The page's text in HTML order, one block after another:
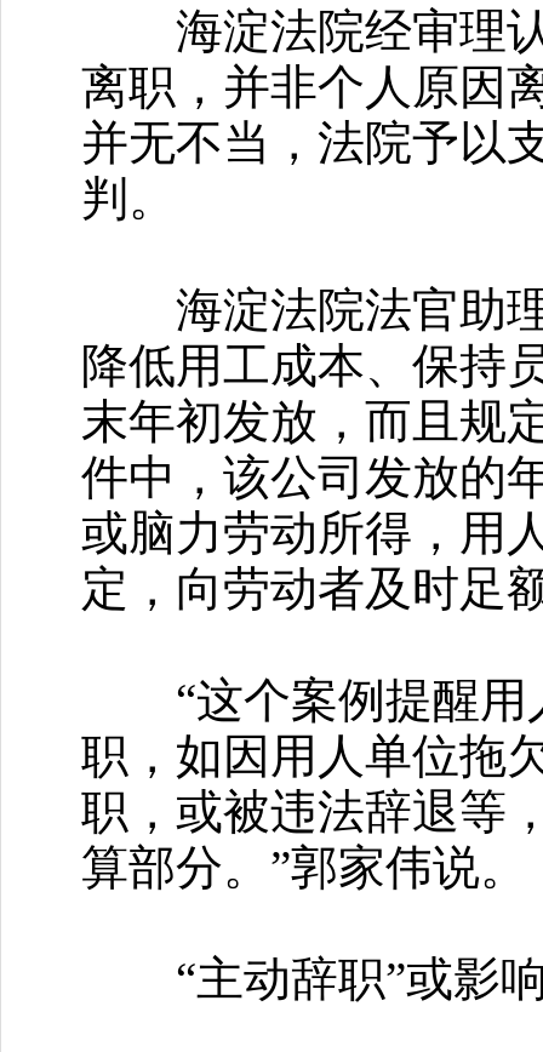
海淀法院经审理认
离职，并非个人原因
并无不当，法院予以
判。
海淀法院法官助理
降低用工成本、保持
末年初发放，而且规
件中，该公司发放的
或脑力劳动所得，用
定，向劳动者及时足
“这个案例提醒用
职，如因用人单位拖
职，或被违法辞退等
算部分。”郭家伟说。
“主动辞职”或影响